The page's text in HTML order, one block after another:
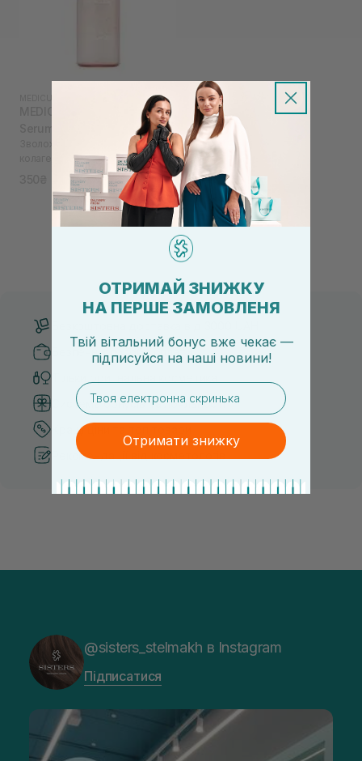
MEDICUBE Triple Collagen
Зволожувальна сироватка з
колагеном та гіалуроновою
Безпечні способи оплати
Система бонусів та лояльності
Кращі ціни та топ товари
Рекомендації від косметологів
@sisters_stelmakh в Instagram
Підписатися
ОТРИМАЙ ЗНИЖКУ
НА ПЕРШЕ ЗАМОВЛЕНЯ
Твій вітальний бонус вже чекає —
підписуйся на наші новини!
email
Отримати знижку